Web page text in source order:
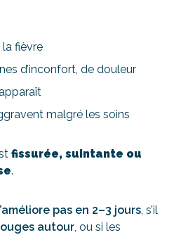
fièvre
d’inconfort, de douleur
malgré les soins
fissurée, suintante ou
.
pas en 2–3 jours, s’il
autour, ou si les